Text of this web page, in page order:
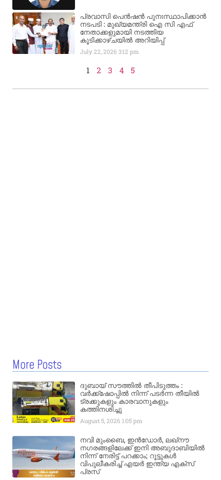
പ്രവാസി പെൻഷൻ പുനഃസ്ഥാപിക്കാൻ
നടപടി : മുഖ്യമന്ത്രി ഐ സി എഫ്
നേതാക്കളുമായി നടത്തിയ
കൂടിക്കാഴ്ചയിൽ അറിയിപ്പ്
July 22, 20263:12 pm
1 2 3 4 5
More Posts
ദുബായ് സൗത്തിൽ തീപിടുത്തം :
വർക്ക്‌ഷോപ്പിൽ നിന്ന് പടർന്ന തീയിൽ
ട്രക്കുകളും കാരവാനുകളും
കത്തിനശിച്ചു
August 5, 2026 1:05 pm
നവി മുംബൈ, ഇൻഡോർ, ലഖ്നൗ
നഗരങ്ങളിലേക്ക് ഇനി അബുദാബിയിൽ
നിന്ന് നേരിട്ട് പറക്കാം; റൂട്ടുകൾ
വിപുലീകരിച്ച് എയർ ഇന്ത്യ എക്സ്
പ്രസ്